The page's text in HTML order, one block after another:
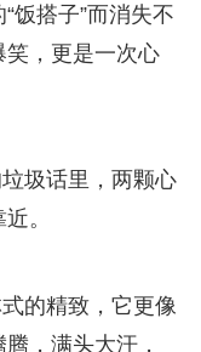
饭搭子”而消失不
笑，更是一次心
圾话里，两颗心
。
的精致，它更像
，满头大汗，